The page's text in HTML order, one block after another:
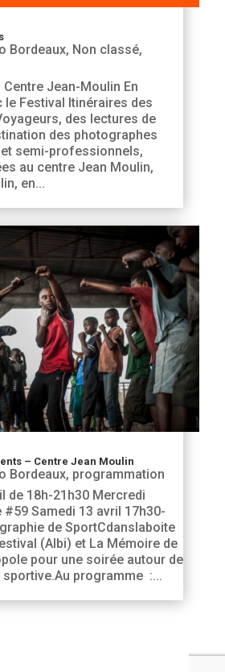
Bordeaux, Non classé,
Jean-Moulin En
le Festival Itinéraires des
des lectures de
des photographes
semi-professionnels,
au centre Jean Moulin,
en...
– Centre Jean Moulin
Bordeaux, programmation
de 18h-21h30 Mercredi
Samedi 13 avril 17h30-
de SportCdanslaboite
(Albi) et La Mémoire de
pour une soirée autour de
programme :...